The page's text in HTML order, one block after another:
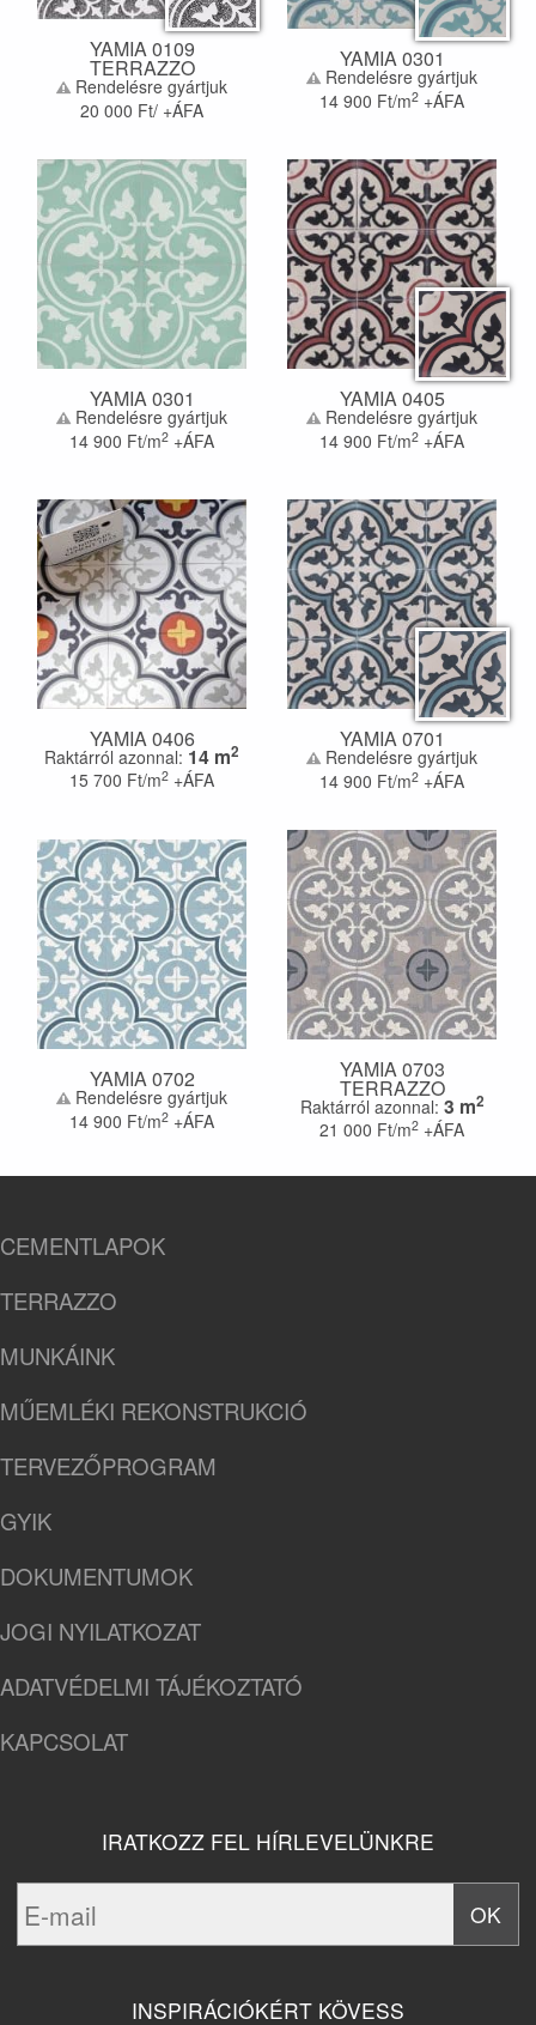
YAMIA 0109
TERRAZZO
Rendelésre gyártjuk
20 000 Ft/ +ÁFA
YAMIA 0301
Rendelésre gyártjuk
14 900 Ft/m2 +ÁFA
YAMIA 0301
Rendelésre gyártjuk
14 900 Ft/m2 +ÁFA
YAMIA 0405
Rendelésre gyártjuk
14 900 Ft/m2 +ÁFA
YAMIA 0406
Raktárról azonnal: 14 m2
15 700 Ft/m2 +ÁFA
YAMIA 0701
Rendelésre gyártjuk
14 900 Ft/m2 +ÁFA
YAMIA 0702
Rendelésre gyártjuk
14 900 Ft/m2 +ÁFA
YAMIA 0703
TERRAZZO
Raktárról azonnal: 3 m2
21 000 Ft/m2 +ÁFA
CEMENTLAPOK
TERRAZZO
MUNKÁINK
MŰEMLÉKI REKONSTRUKCIÓ
TERVEZŐPROGRAM
GYIK
DOKUMENTUMOK
JOGI NYILATKOZAT
ADATVÉDELMI TÁJÉKOZTATÓ
KAPCSOLAT
IRATKOZZ FEL HÍRLEVELÜNKRE
INSPIRÁCIÓKÉRT KÖVESS